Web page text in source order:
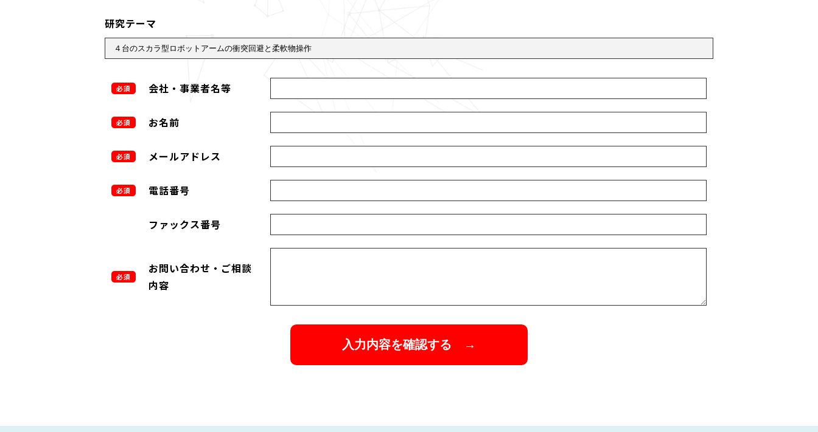
研究テーマ
必須 会社・事業者名等
必須 お名前
必須 メールアドレス
必須 電話番号
ファックス番号
必須
お問い合わせ・ご相談
内容